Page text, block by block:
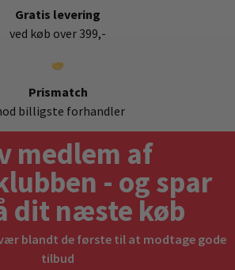
Gratis levering
ved køb over 399,-
Prismatch
billigste forhandler
medlem af
- og spar
dit næste køb
blandt de første til at modtage gode
tilbud